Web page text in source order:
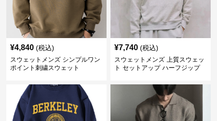
¥4,840 (税込)
スウェットメンズ シンプルワン
ポイント刺繍スウェット
¥7,740 (税込)
スウェットメンズ 上質スウェッ
ト セットアップ ハーフジップ